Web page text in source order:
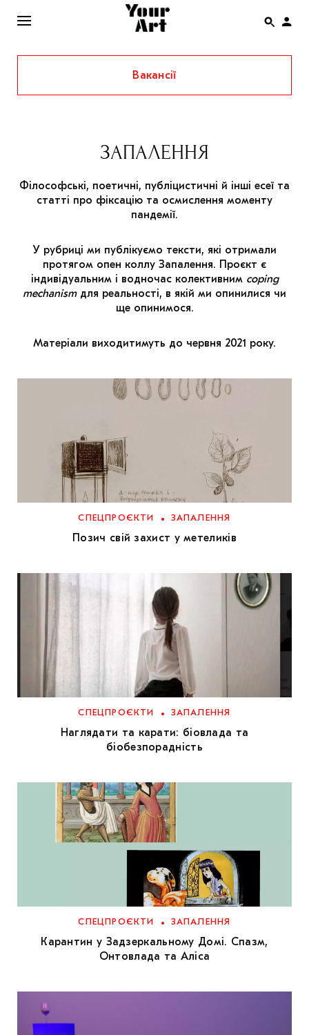
ENG
АФІША
ІНТЕРВ’Ю
СТАТТІ
КОЛОНКИ
СПЕЦПРОЄКТИ
THE UKRAINIAN PAVILION AT VENICE BIENNALE
2022
МАРІУПОЛЬСЬКІ МАРГІНАЛІЇ
ДОСЛІДНИЦЬКА ПЛАТФОРМА
CARPATHIAN CULT ПРО РІЗДВЯНІ СВЯТА
Вакансії
ЗАПАЛЕННЯ
Філософські, поетичні, публіцистичні й інші есеї та
статті про фіксацію та осмислення моменту
пандемії.
У рубриці ми публікуємо тексти, які отримали
протягом опен коллу Запалення. Проєкт є
індивідуальним і водночас колективним coping
mechanismдля реальності, в якій ми опинилися чи
ще опинимося.
Матеріали виходитимуть до червня 2021 року.
СПЕЦПРОЄКТИ ЗАПАЛЕННЯ
Позич свій захист у метеликів
СПЕЦПРОЄКТИ ЗАПАЛЕННЯ
Наглядати та карати: біовлада та
біобезпорадність
СПЕЦПРОЄКТИ ЗАПАЛЕННЯ
Карантин у Задзеркальному Домі. Спазм,
Онтовлада та Аліса